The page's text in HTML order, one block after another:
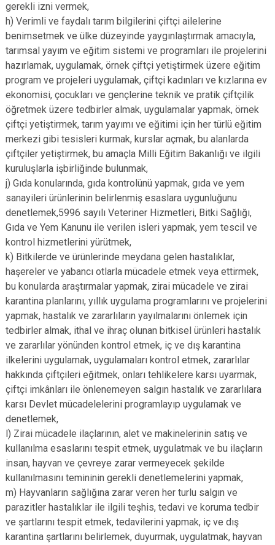
gerekli izni vermek,
h) Verimli ve faydalı tarım bilgilerini çiftçi ailelerine
benimsetmek ve ülke düzeyinde yaygınlaştırmak amacıyla,
tarımsal yayım ve eğitim sistemi ve programları ile projelerini
hazırlamak, uygulamak, örnek çiftçi yetiştirmek üzere eğitim
program ve projeleri uygulamak, çiftçi kadınları ve kızlarına ev
ekonomisi, çocukları ve gençlerine teknik ve pratik çiftçilik
öğretmek üzere tedbirler almak, uygulamalar yapmak, örnek
çiftçi yetiştirmek, tarım yayımı ve eğitimi için her türlü eğitim
merkezi gibi tesisleri kurmak, kurslar açmak, bu alanlarda
çiftçiler yetiştirmek, bu amaçla Milli Eğitim Bakanlığı ve ilgili
kuruluşlarla işbirliğinde bulunmak,
j) Gıda konularında, gıda kontrolünü yapmak, gıda ve yem
sanayileri ürünlerinin belirlenmiş esaslara uygunluğunu
denetlemek,5996 sayılı Veteriner Hizmetleri, Bitki Sağlığı,
Gıda ve Yem Kanunu ile verilen isleri yapmak, yem tescil ve
kontrol hizmetlerini yürütmek,
k) Bitkilerde ve ürünlerinde meydana gelen hastalıklar,
haşereler ve yabancı otlarla mücadele etmek veya ettirmek,
bu konularda araştırmalar yapmak, zirai mücadele ve zirai
karantina planlarını, yıllık uygulama programlarını ve projelerini
yapmak, hastalık ve zararlıların yayılmalarını önlemek için
tedbirler almak, ithal ve ihraç olunan bitkisel ürünleri hastalık
ve zararlılar yönünden kontrol etmek, iç ve dış karantina
ilkelerini uygulamak, uygulamaları kontrol etmek, zararlılar
hakkında çiftçileri eğitmek, onları tehlikelere karsı uyarmak,
çiftçi imkânları ile önlenemeyen salgın hastalık ve zararlılara
karsı Devlet mücadelelerini programlayıp uygulamak ve
denetlemek,
l) Zirai mücadele ilaçlarının, alet ve makinelerinin satış ve
kullanılma esaslarını tespit etmek, uygulatmak ve bu ilaçların
insan, hayvan ve çevreye zarar vermeyecek şekilde
kullanılmasını temininin gerekli denetlemelerini yapmak,
m) Hayvanların sağlığına zarar veren her turlu salgın ve
parazitler hastalıklar ile ilgili teşhis, tedavi ve koruma tedbir
ve şartlarını tespit etmek, tedavilerini yapmak, iç ve dış
karantina şartlarını belirlemek, duyurmak, uygulatmak, hayvan